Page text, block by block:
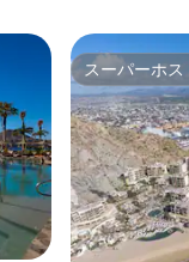
スーパーホス
スーパーホス